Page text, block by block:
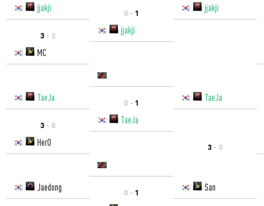
jjakji 0 - 1 jjakji
3 - 2
jjakji
MC
TaeJa 0 - 1 TaeJa
3 - 0
TaeJa
HerO
3 - 0
Jaedong 0 - 1 San